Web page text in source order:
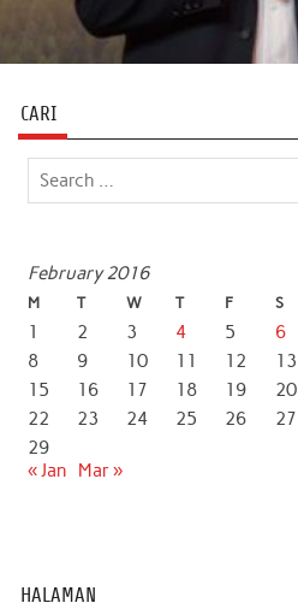
CARI
February 2016
M T W T F S
1 2 3 4 5 6
8
9 10 11 12 13
15
16 17 18 19 20
22
23 24 25 26 27
29
« Jan
Mar »
HALAMAN